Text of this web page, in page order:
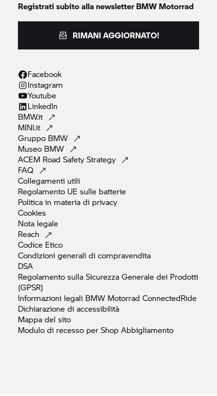
Registrati subito alla newsletterBMW Motorrad
RIMANI AGGIORNATO!
Facebook
Instagram
Youtube
LinkedIn
BMW.it
MINI.it
Gruppo BMW
Museo BMW
ACEM Road SafetyStrategy
FAQ
Collegamenti utili
Regolamento UE sulle batterie
Politica in materia di privacy
Cookies
Nota legale
Reach
Codice Etico
Condizioni generali dicompravendita
DSA
Regolamento sulla Sicurezza Generale dei Prodotti
(GPSR)
Informazioni legali BMW Motorrad ConnectedRide
Dichiarazione diaccessibilità
Mappa delsito
Modulo di recesso per ShopAbbigliamento